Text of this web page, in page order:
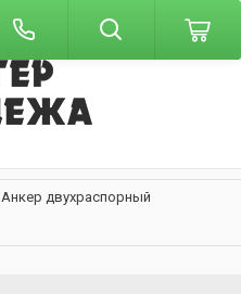
Анкер двухраспорный